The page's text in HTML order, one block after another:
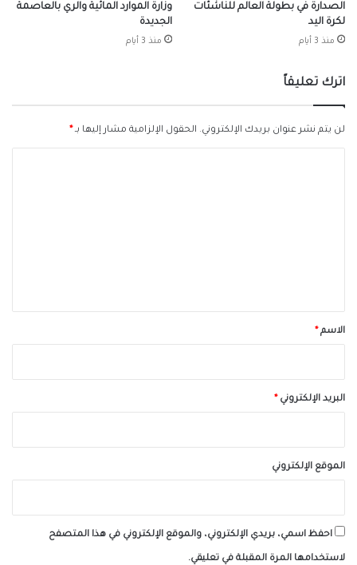
الصدارة في بطولة العالم للناشئات
لكرة اليد
منذ 3 أيام
وزارة الموارد المائية والري بالعاصمة
الجديدة
منذ 3 أيام
اترك تعليقاً
لن يتم نشر عنوان بريدك الإلكتروني. الحقول الإلزامية مشار إليها بـ*
*الاسم*
البريد الإلكتروني*
الموقع الإلكتروني
احفظ اسمي، بريدي الإلكتروني، والموقع الإلكتروني في هذا المتصفح
لاستخدامها المرة المقبلة في تعليقي.